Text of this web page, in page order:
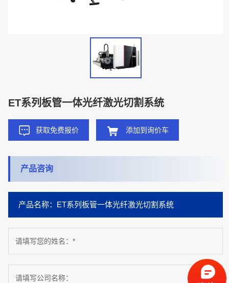
ET系列板管一体光纤激光切割系统
获取免费报价 添加到询价车
产品咨询
请填写您的姓名：*
请填写公司名称：